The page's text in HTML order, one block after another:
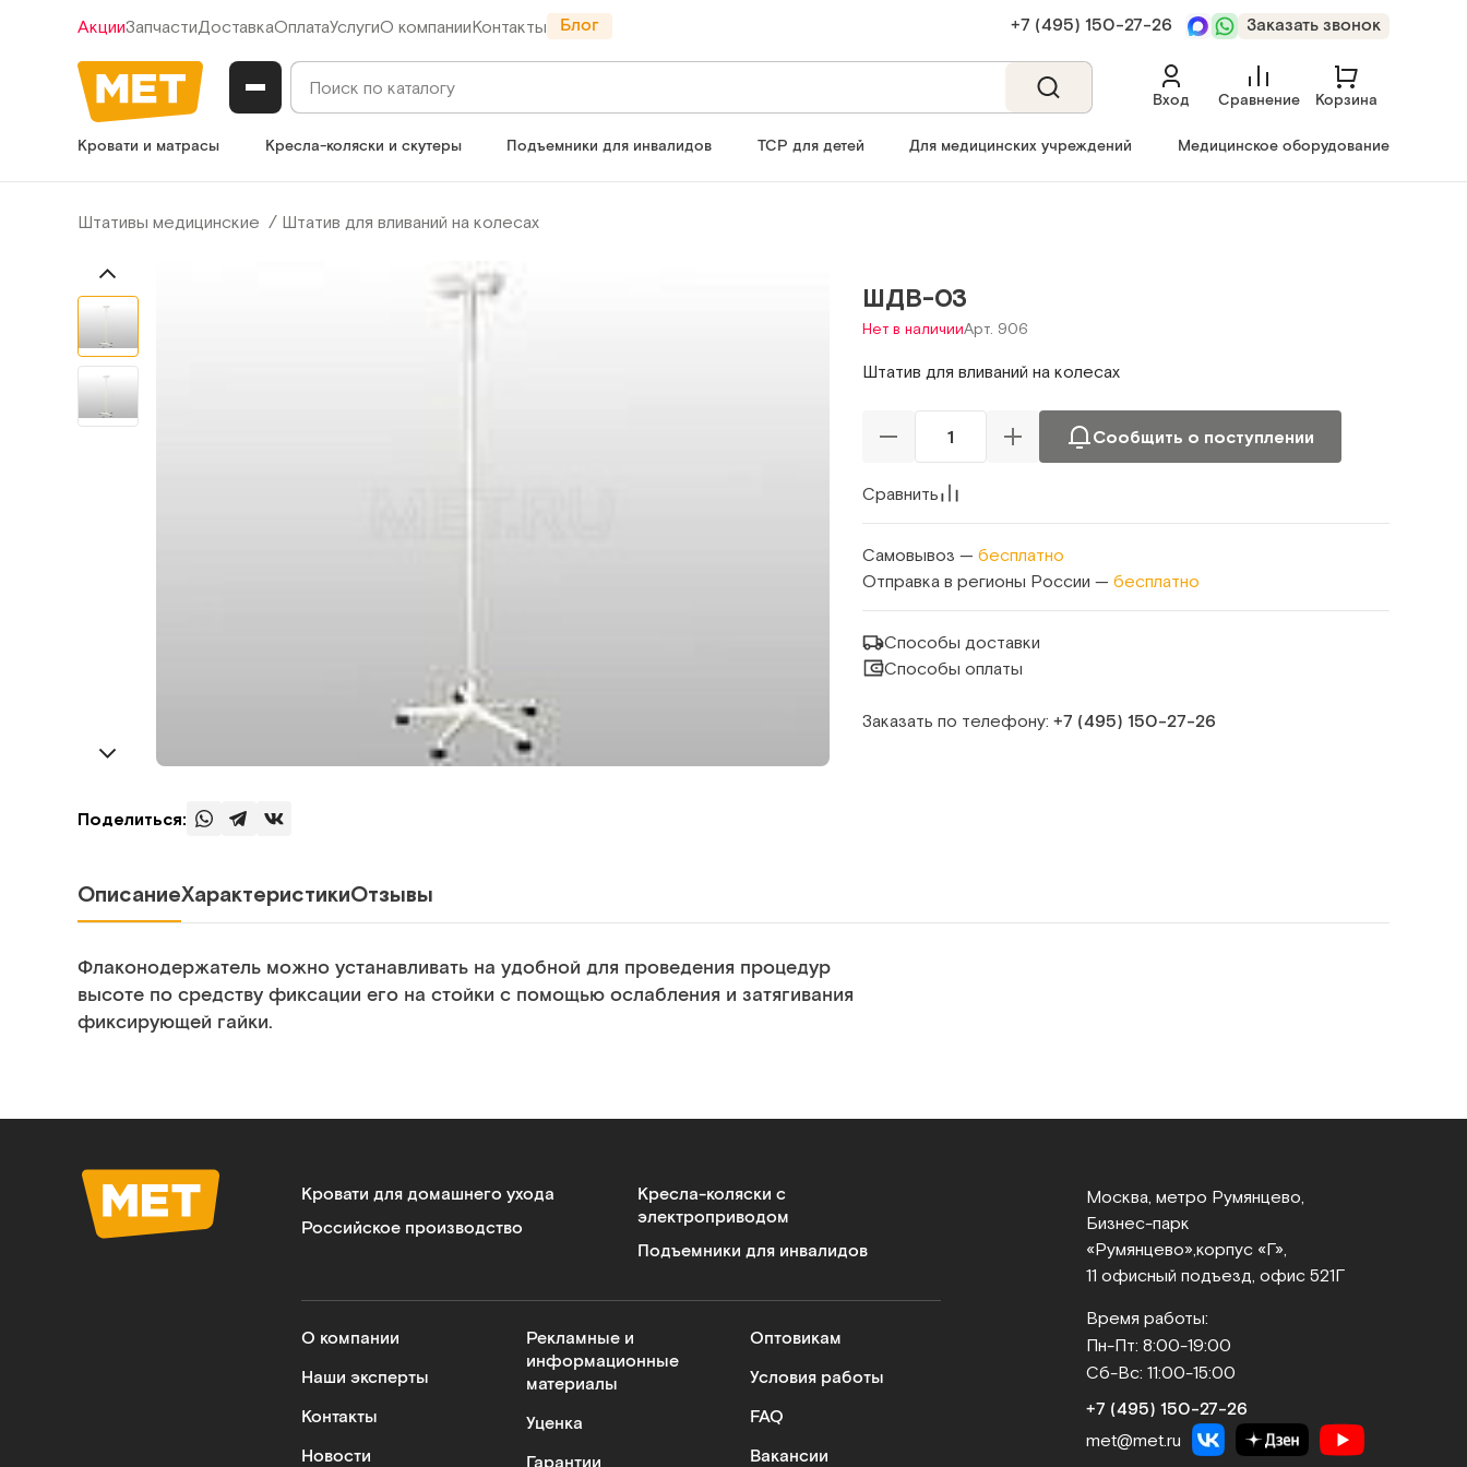
АкцииЗапчастиДоставкаОплатаУслугиО компанииКонтакты Блог +7 (495) 150‑27‑26 Заказать звонок
Вход Сравнение Корзина
Кровати и матрасы Кресла-коляски и скутеры Подъемники для инвалидов ТСР для детей Для медицинских учреждений Медицинское оборудование
Штативы медицинские Штатив для вливаний на колесах
Поделиться:
ШДВ-03
Нет в наличииАрт. 906
Штатив для вливаний на колесах
Сообщить о поступлении
Сравнить
Самовывоз — бесплатно
Отправка в регионы России — бесплатно
Способы доставки
Способы оплаты
Заказать по телефону: +7 (495) 150‑27‑26
ОписаниеХарактеристикиОтзывы
Флаконодержатель можно устанавливать на удобной для проведения процедур
высоте по средству фиксации его на стойки с помощью ослабления и затягивания
фиксирующей гайки.
Кровати для домашнего ухода
Российское производство
Кресла-коляски с
электроприводом
Подъемники для инвалидов
О компании
Наши эксперты
Контакты
Новости
Рекламные и
информационные
материалы
Уценка
Оптовикам
Условия работы
FAQ
Вакансии
Москва, метро Румянцево,
Бизнес‑парк
«Румянцево», корпус «Г»,
11 офисный подъезд, офис 521Г
Время работы:
Пн-Пт: 8:00-19:00
Сб-Вс: 11:00-15:00
+7 (495) 150‑27‑26
met@met.ru